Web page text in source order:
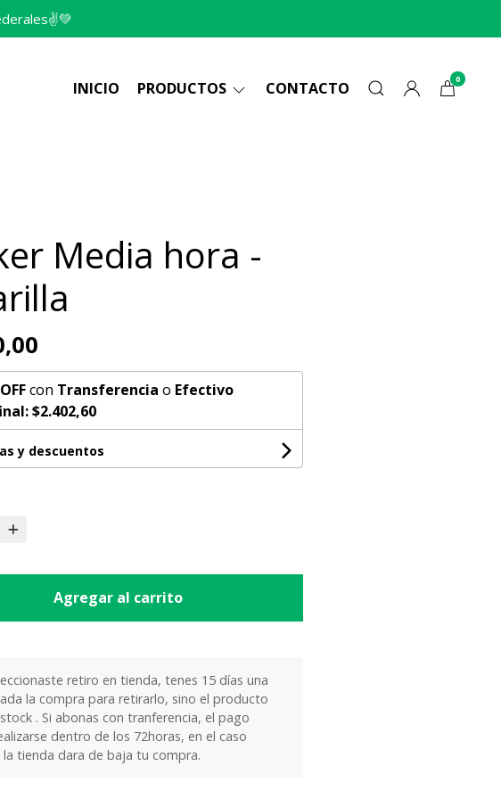
INICIO PRODUCTOS CONTACTO 0
Media hora -
con Transferencia o Efectivo
$2.402,60
y descuentos
Agregar al carrito
retiro en tienda, tenes 15 días una
la compra para retirarlo, sino el producto
. Si abonas con tranferencia, el pago
dentro de los 72horas, en el caso
tienda dara de baja tu compra.